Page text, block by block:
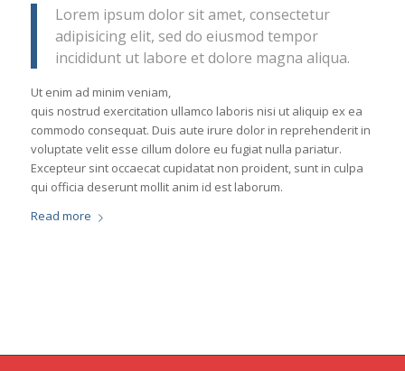
Lorem ipsum dolor sit amet, consectetur
adipisicing elit, sed do eiusmod tempor
incididunt ut labore et dolore magna aliqua.
Ut enim ad minim veniam,
quis nostrud exercitation ullamco laboris nisi ut aliquip ex ea
commodo consequat. Duis aute irure dolor in reprehenderit in
voluptate velit esse cillum dolore eu fugiat nulla pariatur.
Excepteur sint occaecat cupidatat non proident, sunt in culpa
qui officia deserunt mollit anim id est laborum.
Read more